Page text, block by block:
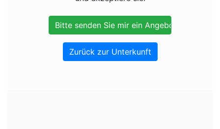
Zurück zur Unterkunft